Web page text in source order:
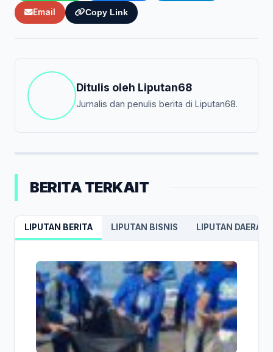
Email Copy Link
Ditulis oleh Liputan68
Jurnalis dan penulis berita di Liputan68.
BERITA TERKAIT
LIPUTAN BERITA LIPUTAN BISNIS LIPUTAN DAERAH